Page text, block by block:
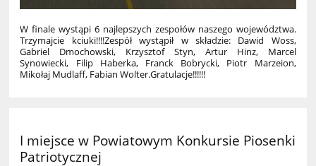
W finale wystąpi 6 najlepszych zespołów naszego województwa.
Trzymajcie kciuki!!!!Zespół wystąpił w składzie: Dawid Woss,
Gabriel Dmochowski, Krzysztof Styn, Artur Hinz, Marcel
Synowiecki, Filip Haberka, Franck Bobrycki, Piotr Marzeion,
Mikołaj Mudlaff, Fabian Wolter.Gratulacje!!!!!!
I miejsce w Powiatowym Konkursie Piosenki
Patriotycznej